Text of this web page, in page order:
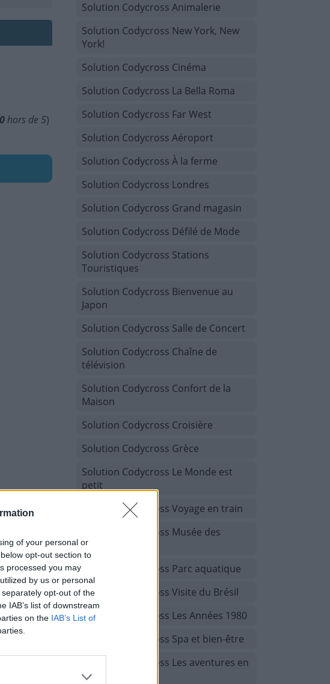
of your personal or
opt-out section to
processed you may
by us or personal
opt-out of the
IAB’s list of downstream
on the IAB’s List of
hors de 5)
Solution Codycross Animalerie
Solution Codycross New York, New
York!
Solution Codycross Cinéma
Solution Codycross La Bella Roma
Solution Codycross Far West
Solution Codycross Aéroport
Solution Codycross À la ferme
Solution Codycross Londres
Solution Codycross Grand magasin
Solution Codycross Défilé de Mode
Solution Codycross Stations
Touristiques
Solution Codycross Bienvenue au
Japon
Solution Codycross Salle de Concert
Solution Codycross Chaîne de
télévision
Solution Codycross Confort de la
Maison
Solution Codycross Croisière
Solution Codycross Grèce
Solution Codycross Le Monde est
petit
Solution Codycross Voyage en train
Solution Codycross Musée des
beaux-arts
Solution Codycross Parc aquatique
Solution Codycross Visite du Brésil
Solution Codycross Les Années 1980
Solution Codycross Spa et bien-être
Solution Codycross Les aventures en
camping